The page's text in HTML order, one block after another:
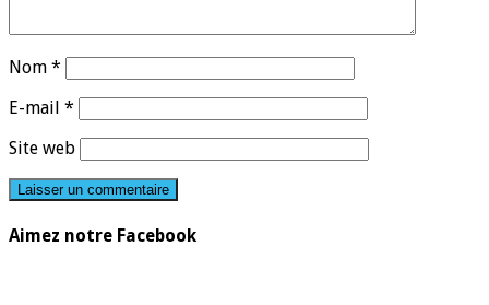
Nom *
E-mail *
Site web
Aimez notre Facebook